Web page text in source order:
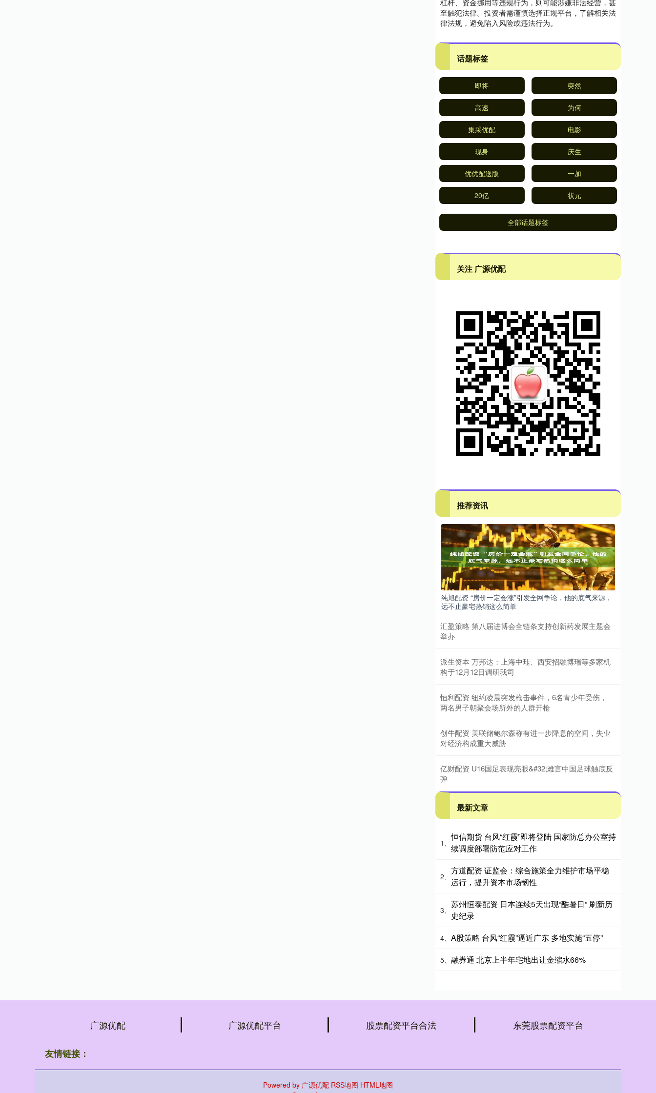
杠杆、资金挪用等违规行为，则可能涉嫌非法经营，甚
至触犯法律。投资者需谨慎选择正规平台，了解相关法
律法规，避免陷入风险或违法行为。
话题标签
即将 突然
高速 为何
集采优配 电影
现身 庆生
优优配送版 一加
20亿 状元
全部话题标签
关注 广源优配
推荐资讯
纯旭配资 “房价一定会涨”引发全网争论，他的底气来源，
远不止豪宅热销这么简单
汇盈策略 第八届进博会全链条支持创新药发展主题会
举办
派生资本 万邦达：上海中珏、西安招融博瑞等多家机
构于12月12日调研我司
恒利配资 纽约凌晨突发枪击事件，6名青少年受伤，
两名男子朝聚会场所外的人群开枪
创牛配资 美联储鲍尔森称有进一步降息的空间，失业
对经济构成重大威胁
亿财配资 U16国足表现亮眼&#32;难言中国足球触底反
弹
最新文章
1、
恒信期货 台风“红霞”即将登陆 国家防总办公室持
续调度部署防范应对工作
2、
方道配资 证监会：综合施策全力维护市场平稳
运行，提升资本市场韧性
3、
苏州恒泰配资 日本连续5天出现“酷暑日” 刷新历
史纪录
4、 A股策略 台风“红霞”逼近广东 多地实施“五停”
5、 融券通 北京上半年宅地出让金缩水66%
广源优配 广源优配平台 股票配资平台合法 东莞股票配资平台
友情链接：
Powered by 广源优配 RSS地图 HTML地图